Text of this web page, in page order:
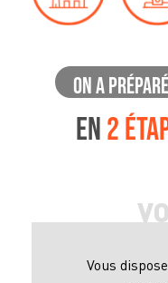
On a
en2
Vous